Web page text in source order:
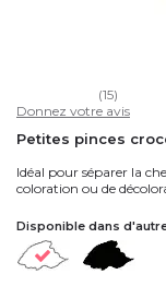
(15)
Donnez votre avis
Petites pinces
Idéal pour séparer la
coloration ou de
Disponible dans